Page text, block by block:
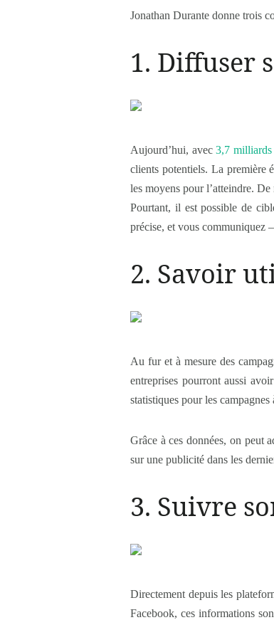
Jonathan Durante donne trois
1. Diffuser
Aujourd’hui, avec3,7 milliards
clients potentiels. La première
les moyens pour l’atteindre.
Pourtant, il est possible de
précise, et vous communiquez
2. Savoir
Au fur et à mesure des
entreprises pourront aussi
statistiques pour les campagnes
Grâce à ces données, on peut
sur une publicité dans les
3. Suivre
Directement depuis les
Facebook, ces informations